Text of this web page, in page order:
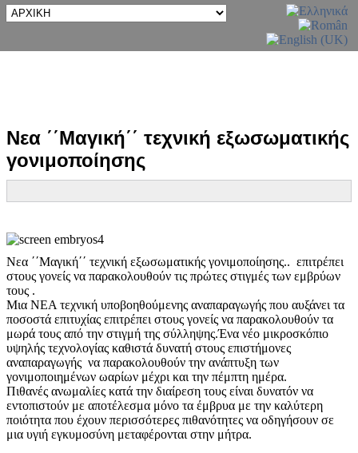
Νεα ΄΄Μαγική΄΄ τεχνική εξωσωματικής
γονιμοποίησης
Νεα ΄΄Μαγική΄΄ τεχνική εξωσωματικής γονιμοποίησης.. επιτρέπει
στους γονείς να παρακολουθούν τις πρώτες στιγμές των εμβρύων
τους .
Μια ΝΕΑ τεχνική υποβοηθούμενης αναπαραγωγής που αυξάνει τα
ποσοστά επιτυχίας επιτρέπει στους γονείς να παρακολουθούν τα
μωρά τους από την στιγμή της σύλληψης.Ένα νέο μικροσκόπιο
υψηλής τεχνολογίας καθιστά δυνατή στους επιστήμονες
αναπαραγωγής να παρακολουθούν την ανάπτυξη των
γονιμοποιημένων ωαρίων μέχρι και την πέμπτη ημέρα.
Πιθανές ανωμαλίες κατά την διαίρεση τους είναι δυνατόν να
εντοπιστούν με αποτέλεσμα μόνο τα έμβρυα με την καλύτερη
ποιότητα που έχουν περισσότερες πιθανότητες να οδηγήσουν σε
μια υγιή εγκυμοσύνη μεταφέρονται στην μήτρα.